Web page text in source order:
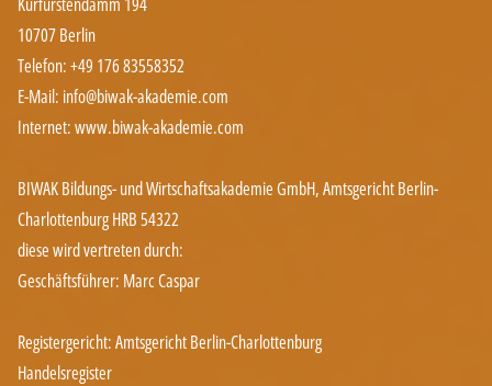
10707 Berlin
Telefon: +49 176 83558352
E-Mail: info@biwak-akademie.com
Internet: www.biwak-akademie.com
BIWAK Bildungs- und Wirtschaftsakademie GmbH, Amtsgericht Berlin-
Charlottenburg HRB 54322
diese wird vertreten durch:
Geschäftsführer: Marc Caspar
Registergericht: Amtsgericht Berlin-Charlottenburg
Handelsregister